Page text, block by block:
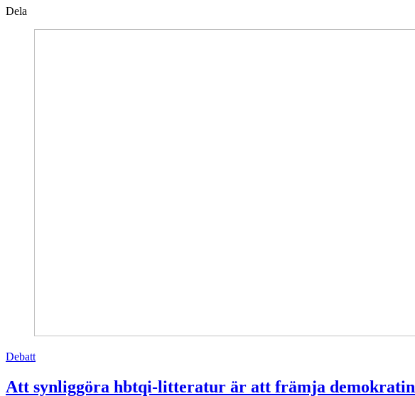
Dela
Debatt
Att synliggöra hbtqi-litteratur är att främja demokratin